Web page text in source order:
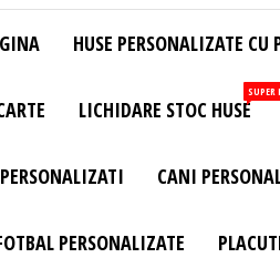
.
HUSE PERSONALIZATE CU
LICHIDARE STOC HUSE
SUPER
CANI
PERSONALIZATE